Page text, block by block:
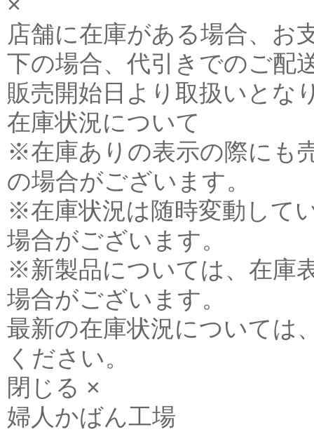
店舗に在庫がある場合、お
下の場合、代引きでのご配
販売開始日より取扱いとな
在庫状況について
※在庫ありの表示の際にも
の場合がございます。
※在庫状況は随時変動して
場合がございます。
※新製品については、在庫
場合がございます。
最新の在庫状況については
ください。
閉じる ×
婦人かばん工場